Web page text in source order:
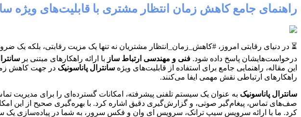
راهنمای جامع کاهش زمان انتظار مشتری با قابلیت‌های ویژه
⏳ در دنیای رقابتی امروز، #کاهش_زمان_انتظار مشتریان نه تنها یک مزیت رقابتی، بلکه
درخواست‌هایشان پاسخ داده شود. فنی و مهندسی ارتباط ساز با ارائه راهکارهای مبتنی بر
این مقاله، راهنمایی جامع برای استفاده از قابلیت‌های ویژه سانترال پاناسونیک در جهت کاهش
راهکارهای ارتباطی نقش مهمی ایفا می‌کنند.
سانترال پاناسونیک به عنوان یک سیستم تلفنی پیشرفته، امکانات گسترده‌ای را برای مدیریت
صف‌های تماس، پیغام‌گیر صوتی، و گزارش‌گیری دقیق اشاره کرد. با بهره‌گیری صحیح از این
کرد. ما با ارائه سرویس سیپ ترانک، سرویس ای وان و فکس سرور، به شما در پیاده‌سازی یک